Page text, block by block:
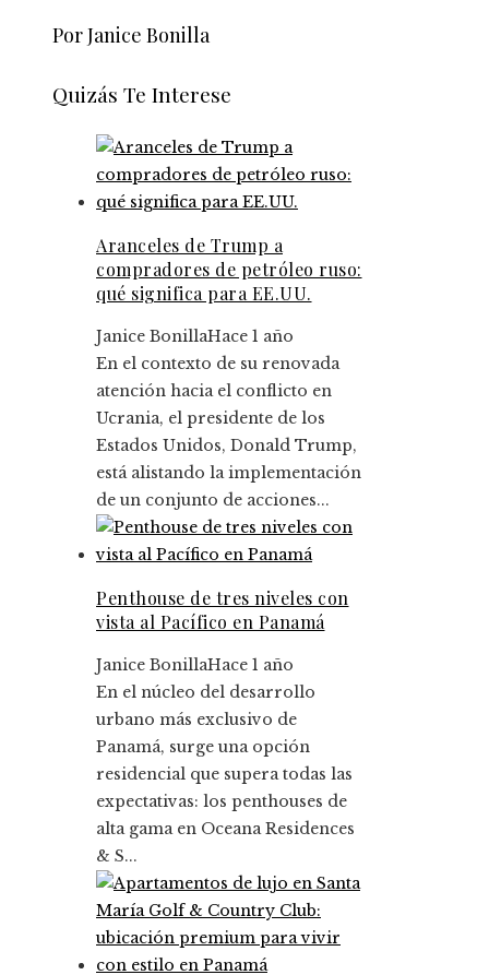
Por Janice Bonilla
Quizás Te Interese
Aranceles de Trump a
compradores de petróleo ruso:
qué significa para EE.UU.
Janice BonillaHace 1 año
En el contexto de su renovada
atención hacia el conflicto en
Ucrania, el presidente de los
Estados Unidos, Donald Trump,
está alistando la implementación
de un conjunto de acciones...
Penthouse de tres niveles con
vista al Pacífico en Panamá
Janice BonillaHace 1 año
En el núcleo del desarrollo
urbano más exclusivo de
Panamá, surge una opción
residencial que supera todas las
expectativas: los penthouses de
alta gama en Oceana Residences
& S...